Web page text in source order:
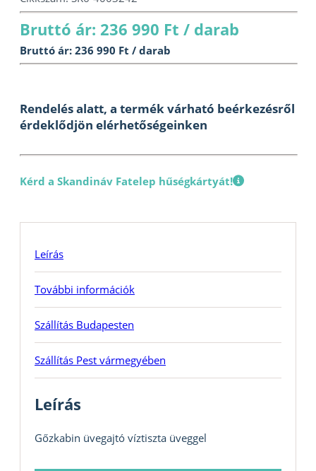
Bruttó ár: 236 990 Ft / darab
Bruttó ár: 236 990 Ft / darab
Rendelés alatt, a termék várható beérkezésről
érdeklődjön elérhetőségeinken
Kérd a Skandináv Fatelep hűségkártyát!
Leírás
További információk
Szállítás Budapesten
Szállítás Pest vármegyében
Leírás
Gőzkabin üvegajtó víztiszta üveggel